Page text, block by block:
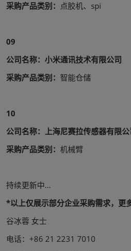
采购产品类别： 点胶机、spi
09
公司名称：小米通讯技术有限公司
采购产品类别： 智能仓储
10
公司名称：上海尼赛拉传感器有限公
采购产品类别： 机械臂
持续更新中...
*以上仅展示部分企业采购需求，更
谷冰蓉 女士
电话：+86 21 2231 7010